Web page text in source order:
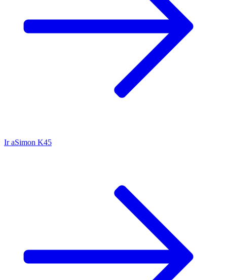
Ir aSimon K45